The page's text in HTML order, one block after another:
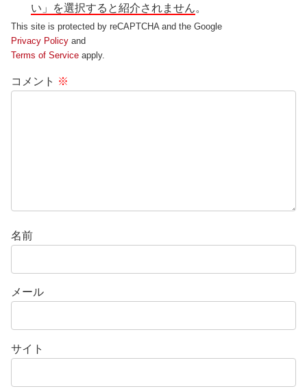
い」を選択すると紹介されません。
This site is protected by reCAPTCHA and the Google
Privacy Policy and
Terms of Service apply.
コメント ※
名前
メール
サイト